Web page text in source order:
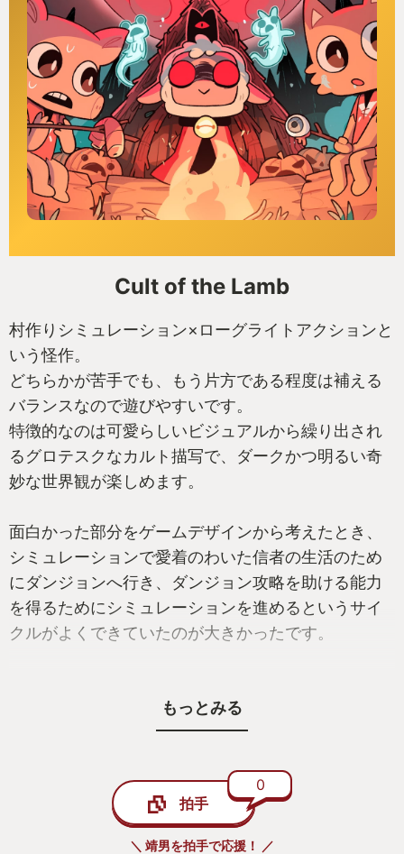
Cult of the Lamb
村作りシミュレーション×ローグライトアクションと
いう怪作。
どちらかが苦手でも、もう片方である程度は補える
バランスなので遊びやすいです。
特徴的なのは可愛らしいビジュアルから繰り出され
るグロテスクなカルト描写で、ダークかつ明るい奇
妙な世界観が楽しめます。
面白かった部分をゲームデザインから考えたとき、
シミュレーションで愛着のわいた信者の生活のため
にダンジョンへ行き、ダンジョン攻略を助ける能力
を得るためにシミュレーションを進めるというサイ
クルがよくできていたのが大きかったです。
ない完成度であることにも驚かされますが、
PC,PS,XBOX,Switchといった主要プラットフォーム
気の展開にも度肝を抜かれました。
もっとみる
拍手
0
＼ 靖男を拍手で応援！ ／